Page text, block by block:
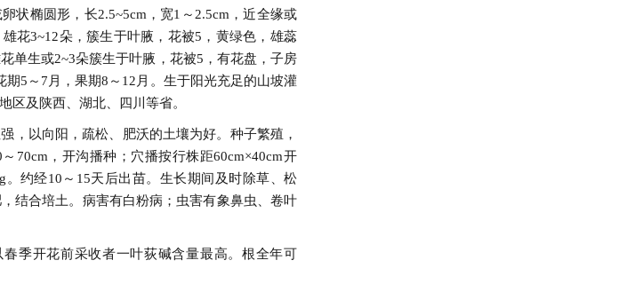
状椭圆形，长2.5~5cm，宽1～2.5cm，近全缘或
花3~12朵，簇生于叶腋，花被5，黄绿色，雄蕊
单生或2~3朵簇生于叶腋，花被5，有花盘，子房
期5～7月，果期8～12月。生于阳光充足的山坡灌
区及陕西、湖北、四川等省。
，以向阳，疏松、肥沃的土壤为好。种子繁殖，
70cm，开沟播种；穴播按行株距60cm×40cm开
约经10～15天后出苗。生长期间及时除草、松
结合培土。病害有白粉病；虫害有象鼻虫、卷叶
季开花前采收者一叶荻碱含量最高。根全年可